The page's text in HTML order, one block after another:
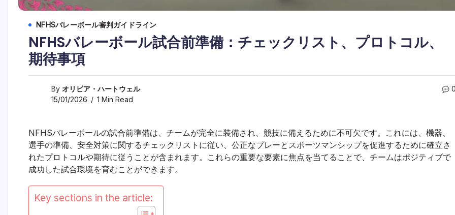
NFHSバレーボール審判ガイドライン
NFHSバレーボール試合前準備：チェックリスト、プロトコル、
期待事項
By オリビア・ハートウェル
15/01/2026
1 Min Read
0
NFHSバレーボールの試合前準備は、チームが完全に装備され、競技に備えるために不可欠です。これには、機器、
選手の準備、安全対策に関するチェックリストに従い、公正なプレーとスポーツマンシップを促進するために確立さ
れたプロトコルや期待に従うことが含まれます。これらの重要な要素に焦点を当てることで、チームはポジティブで
成功した試合環境を育むことができます。
Key sections in the article: